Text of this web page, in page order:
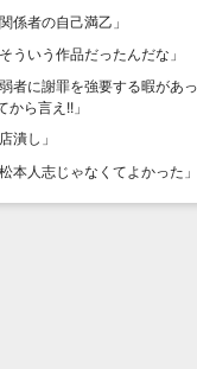
関係者の自己満乙 」
そういう作品だったんだな 」
弱者に謝罪を強要する暇があ
から言え!! 」
店潰し 」
松本人志じゃなくてよかった 」